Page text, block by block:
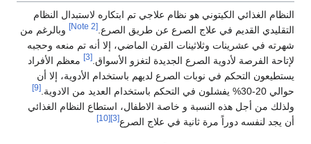
النظام الغذائي الكيتوني هو نظام علاجي تم ابتكاره لاستبدال النظام
التقليدي القديم في علاج الصرع عن طريق الصرع.[Note 2]
وبالرغم من
شهرته في عشرينات وثلاثينات القرن الماضي، إلا أنه تم منعه وحجبه
لإتاحة الفرصة لأدوية الصرع الجديدة لتغزو الأسواق.[3]
معظم الأفراد
يستطيعون التحكم في نوبات الصرع لديهم باستخدام الأدوية، إلا أن
حوالي 20-30% يفشلون في التحكم باستخدام العديد من الادوية.
[9]
ولذلك من أجل هذه النسبة و خاصة الاطفال، استطاع النظام الغذائي
أن يجد لنفسه دوراً مرة ثانية في علاج الصرع[3]
[10]